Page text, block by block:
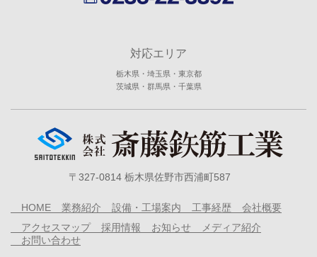
対応エリア
栃木県・埼玉県・東京都
茨城県・群馬県・千葉県
〒327-0814 栃木県佐野市西浦町587
HOME 業務紹介 設備・工場案内 工事経歴
会社概要
アクセスマップ
採用情報 お知らせ
メディア紹介
お問い合わせ